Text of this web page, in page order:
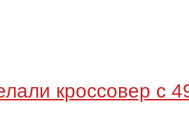
кроссовер с